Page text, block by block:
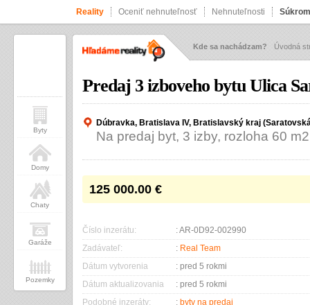
Reality Oceniť nehnuteľnosť Nehnuteľnosti
Kde sa nachádzam? Úvodná
Predaj 3 izboveho bytu Ulica
Dúbravka, Bratislava IV, Bratislavský kraj
Na predaj byt, 3 izby, rozloha 60 m2
125 000.00 €
Číslo inzerátu:
: AR-0D92-002990
Zadávateľ:
: Real Team
Dátum vytvorenia
: pred 5 rokmi
Dátum aktualizovania
: pred 5 rokmi
Podobné inzeráty:
: byty na predaj
Byty
Domy
Chaty
Garáže
Pozemky